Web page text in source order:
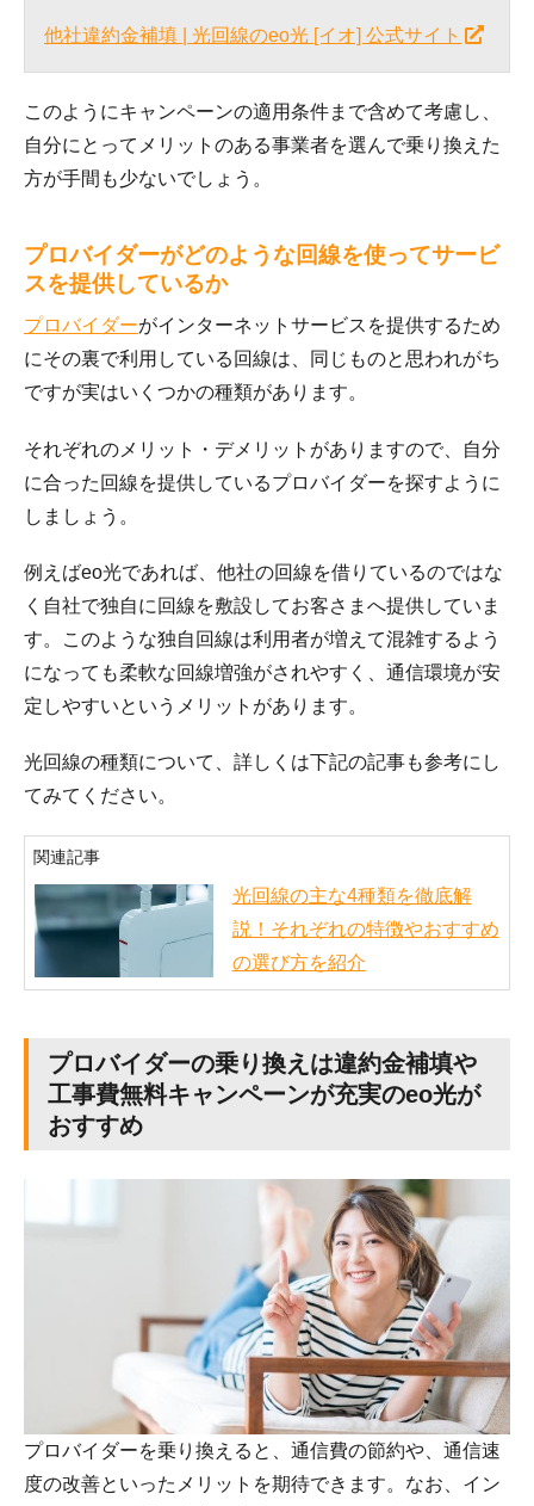
他社違約金補填 | 光回線のeo光 [イオ] 公式サイト
このようにキャンペーンの適用条件まで含めて考慮し、
自分にとってメリットのある事業者を選んで乗り換えた
方が手間も少ないでしょう。
プロバイダーがどのような回線を使ってサービ
スを提供しているか
プロバイダーがインターネットサービスを提供するため
にその裏で利用している回線は、同じものと思われがち
ですが実はいくつかの種類があります。
それぞれのメリット・デメリットがありますので、自分
に合った回線を提供しているプロバイダーを探すように
しましょう。
例えばeo光であれば、他社の回線を借りているのではな
く自社で独自に回線を敷設してお客さまへ提供していま
す。このような独自回線は利用者が増えて混雑するよう
になっても柔軟な回線増強がされやすく、通信環境が安
定しやすいというメリットがあります。
光回線の種類について、詳しくは下記の記事も参考にし
てみてください。
関連記事
光回線の主な4種類を徹底解
説！それぞれの特徴やおすすめ
の選び方を紹介
プロバイダーの乗り換えは違約金補填や
工事費無料キャンペーンが充実のeo光が
おすすめ
プロバイダーを乗り換えると、通信費の節約や、通信速
度の改善といったメリットを期待できます。なお、イン